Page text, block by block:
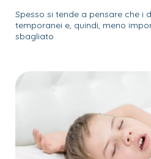
Spesso si tende a pensare che i
temporanei e, quindi, meno
sbagliato